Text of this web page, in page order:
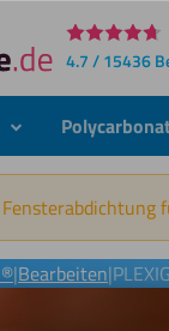
4.7 / 15436
submenu
|Bearbeiten|